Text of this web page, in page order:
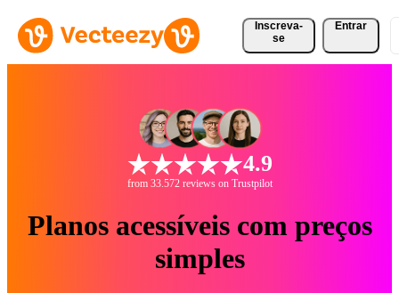
Inscreva-
se
Entrar
4.9
from 33.572 reviews on Trustpilot
Planos acessíveis com preços
simples